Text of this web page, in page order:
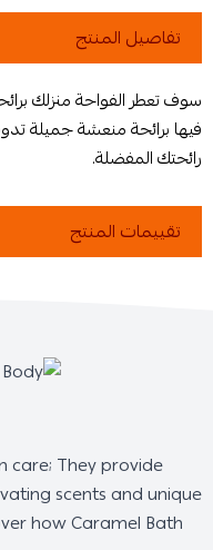
تفاصيل المنتج
سوف تعطر الفواحة منزلك
فيها برائحة منعشة جميلة
رائحتك المفضلة.
تقييمات المنتج
care; They provide
scents and unique
how Caramel Bath